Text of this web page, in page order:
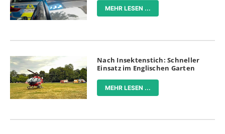
MEHR LESEN ...
Nach Insektenstich: Schneller
Einsatz im Englischen Garten
MEHR LESEN ...